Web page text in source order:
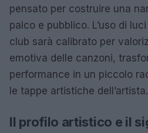
pensato per costruire una
palco e pubblico. L’uso di
club sarà calibrato per
emotiva delle canzoni,
performance in un piccolo
le tappe artistiche dell’artista.
Il profilo artistico e il